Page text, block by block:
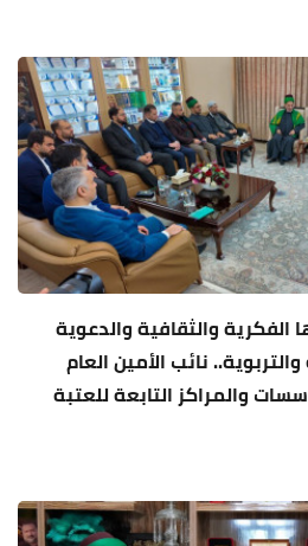
الفكرية والثقافية والدعوية
نائب الأمين العام
والمراكز التابعة للعتبة